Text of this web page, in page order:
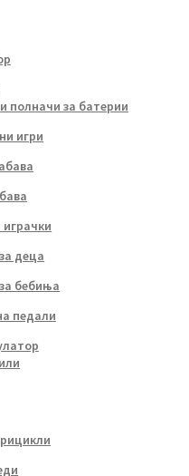
полначи за батерии
игри
деца
бебиња
педали